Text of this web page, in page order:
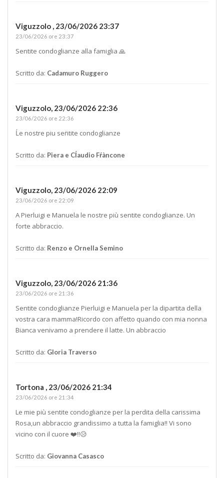
Viguzzolo , 23/06/2026 23:37
23/06/2026 ore 23:37
Sentite condoglianze alla famiglia 🙏
Scritto da: Cadamuro Ruggero
Viguzzolo, 23/06/2026 22:36
23/06/2026 ore 22:36
Ĺe nostre piu sen̈tite condoglianze
Scritto da: Piera e Cĺaudio Fŕàncone
Viguzzolo, 23/06/2026 22:09
23/06/2026 ore 22:09
A Pierluigi e Manuela le nostre più sentite condoglianze. Un
forte abbraccio.
Scritto da: Renzo e Ornella Semino
Viguzzolo, 23/06/2026 21:36
23/06/2026 ore 21:36
Sentite condoglianze Pierluigi e Manuela per la dipartita della
vostra cara mamma!Ricordo con affetto quando con mia nonna
Bianca venivamo a prendere il latte. Un abbraccio
Scritto da: Gloria Traverso
Tortona , 23/06/2026 21:34
23/06/2026 ore 21:34
Le mie più sentite condoglianze per la perdita della carissima
Rosa,un abbraccio grandissimo a tutta la famiglia!! Vi sono
vicino con il cuore ❤️!!😥
Scritto da: Giovanna Casasco